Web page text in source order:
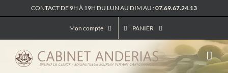
au
CONTACT DE 9H À 19H DU LUN AU DIM AU :07.69.67.24.13
Mon compte PANIER